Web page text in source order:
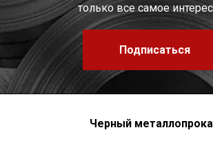
только все самое
Подписаться
Черный